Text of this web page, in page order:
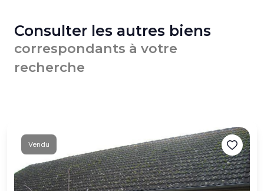
Consulter les autres biens
correspondants à votre
recherche
Vendu